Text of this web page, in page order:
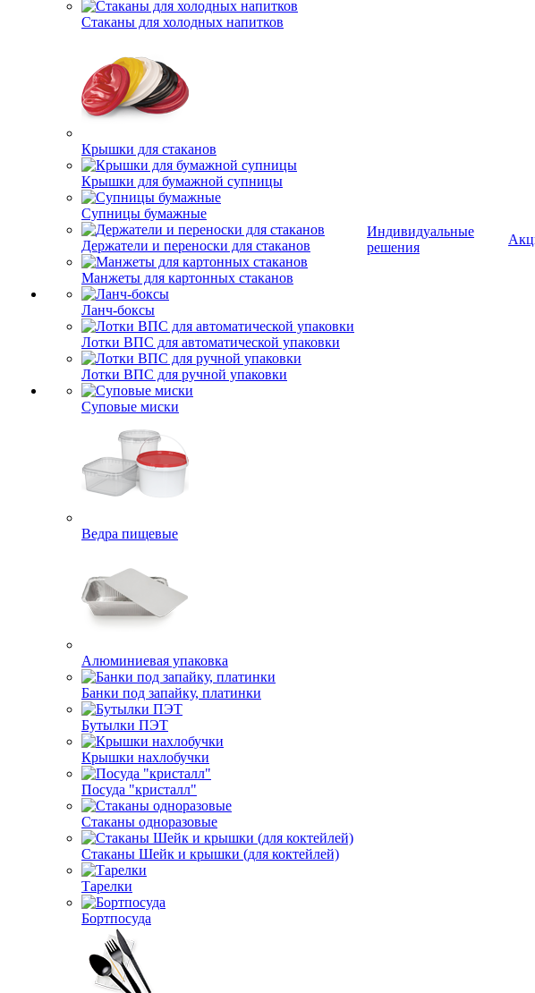
Стаканы для холодных напитков
Крышки для стаканов
Крышки для бумажной супницы
Супницы бумажные
Держатели и переноски для стаканов
Манжеты для картонных стаканов
Ланч-боксы
Лотки ВПС для автоматической упаковки
Лотки ВПС для ручной упаковки
Суповые миски
Ведра пищевые
Алюминиевая упаковка
Банки под запайку, платинки
Бутылки ПЭТ
Крышки нахлобучки
Посуда "кристалл"
Стаканы одноразовые
Стаканы Шейк и крышки (для коктейлей)
Тарелки
Бортпосуда
Индивидуальные
решения